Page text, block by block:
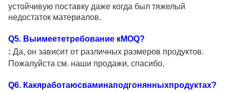
устойчивую поставку даже когда был тяжелый
недостаток материалов.
Q5. Выимеететребование кMOQ?
: Да, он зависит от различных размеров продуктов.
Пожалуйста см. наши продажи, спасибо.
Q6. Какяработаюсваминаподгонянныхпродуктах?